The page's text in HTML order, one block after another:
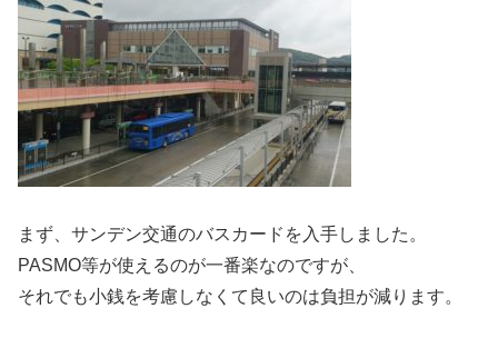
まず、サンデン交通のバスカードを入手しました。
PASMO等が使えるのが一番楽なのですが、
それでも小銭を考慮しなくて良いのは負担が減ります。